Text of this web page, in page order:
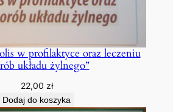
w profilaktyce oraz leczeniu
układu żylnego”
22,00 zł
Dodaj do koszyka